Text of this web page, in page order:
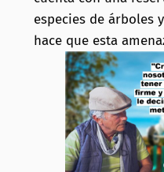
especies de árboles
hace que esta